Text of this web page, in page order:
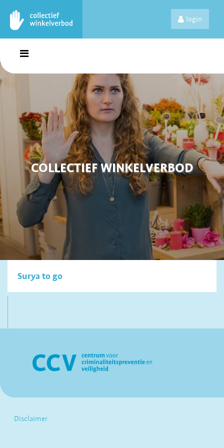
login
COLLECTIEF WINKELVERBOD
Surya to go
Disclaimer